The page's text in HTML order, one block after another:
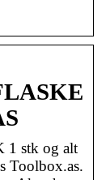
1 stk og alt
Toolbox.as.